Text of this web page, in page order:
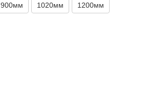
900мм 1020мм 1200мм